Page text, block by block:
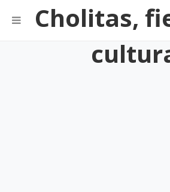
Cholitas,